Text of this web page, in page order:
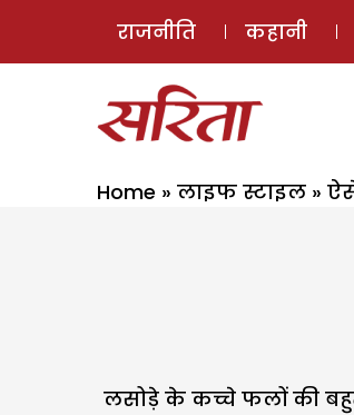
राजनीति कहानी
Home » लाइफ स्टाइल »
लसोड़े के कच्चे फलों की